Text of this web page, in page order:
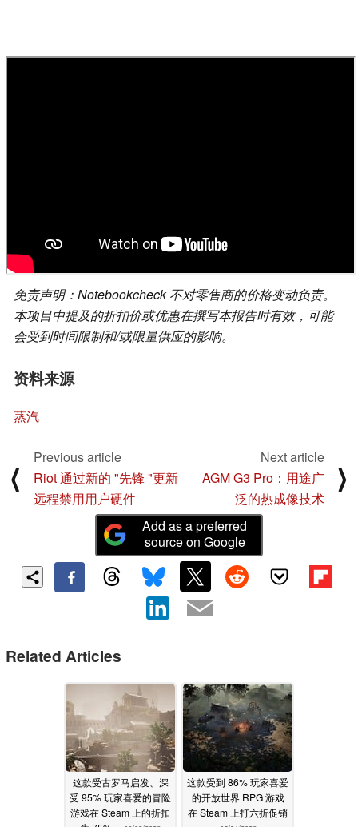
免责声明：Notebookcheck 不对零售商的价格变动负责。
本项目中提及的折扣价或优惠在撰写本报告时有效，可能
会受到时间限制和/或限量供应的影响。
资料来源
蒸汽
⟨
Previous article
Riot 通过新的 "先锋 "更新
远程禁用用户硬件
Next article
AGM G3 Pro：用途广
泛的热成像技术
⟩
Add as a preferred
source on Google
Related Articles
这款受古罗马启发、深
受 95% 玩家喜爱的冒险
游戏在 Steam 上的折扣
这款受到 86% 玩家喜爱
的开放世界 RPG 游戏
在 Steam 上打六折促销